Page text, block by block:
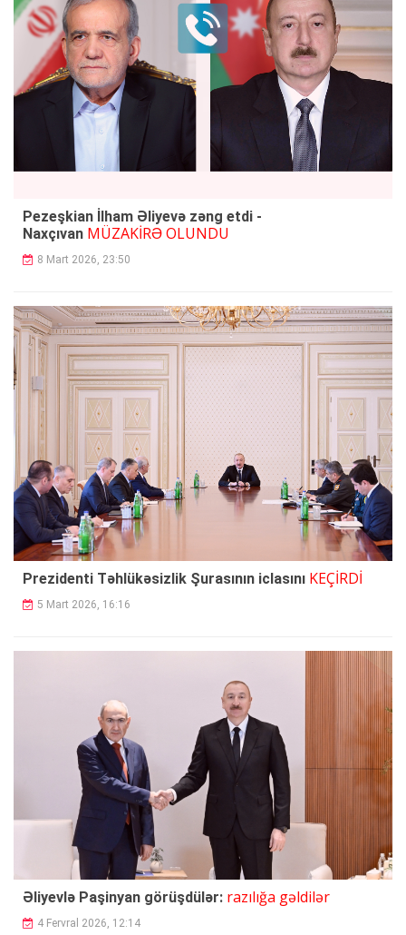
Pezeşkian İlham Əliyevə zəng etdi -
Naxçıvan MÜZAKİRƏ OLUNDU
8 Mart 2026, 23:50
Prezidenti Təhlükəsizlik Şurasının iclasını KEÇİRDİ
5 Mart 2026, 16:16
Əliyevlə Paşinyan görüşdülər: razılığa gəldilər
4 Fervral 2026, 12:14